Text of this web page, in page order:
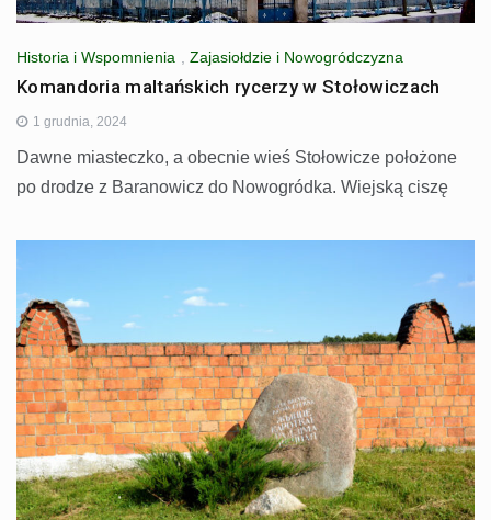
Historia i Wspomnienia Zajasiołdzie i Nowogródczyzna
Komandoria maltańskich rycerzy w Stołowiczach
1 grudnia, 2024
Dawne miasteczko, a obecnie wieś Stołowicze położone
po drodze z Baranowicz do Nowogródka. Wiejską ciszę